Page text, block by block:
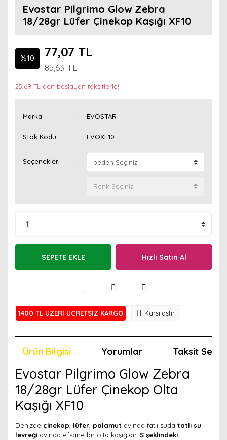
Evostar Pilgrimo Glow Zebra
18/28gr Lüfer Çinekop Kaşığı XF10
%10 77,07 TL
85,63 TL
25,69 TL den başlayan taksitlerle!!
Marka EVOSTAR
Stok Kodu EVOXF10
Seçenekler
SEPETE EKLE Hızlı Satın Al
1400 TL ÜZERİ ÜCRETSİZ KARGO Karşılaştır
Ürün Bilgisi Yorumlar Taksit
Evostar Pilgrimo Glow Zebra
18/28gr Lüfer Çinekop Olta
Kaşığı XF10
Denizde çinekop lüfer palamut avında tatlı suda tatlı su
levreği avında efsane bir olta kaşığıdır. S şeklindeki